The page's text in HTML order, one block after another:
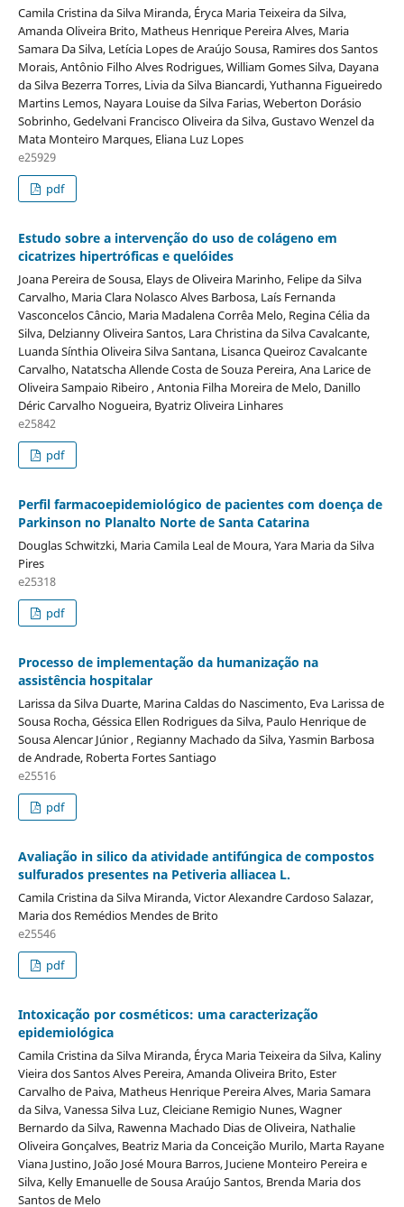
Camila Cristina da Silva Miranda, Éryca Maria Teixeira da Silva,
Amanda Oliveira Brito, Matheus Henrique Pereira Alves, Maria
Samara Da Silva, Letícia Lopes de Araújo Sousa, Ramires dos Santos
Morais, Antônio Filho Alves Rodrigues, William Gomes Silva, Dayana
da Silva Bezerra Torres, Livia da Silva Biancardi, Yuthanna Figueiredo
Martins Lemos, Nayara Louise da Silva Farias, Weberton Dorásio
Sobrinho, Gedelvani Francisco Oliveira da Silva, Gustavo Wenzel da
Mata Monteiro Marques, Eliana Luz Lopes
e25929
pdf
Estudo sobre a intervenção do uso de colágeno em
cicatrizes hipertróficas e quelóides
Joana Pereira de Sousa, Elays de Oliveira Marinho, Felipe da Silva
Carvalho, Maria Clara Nolasco Alves Barbosa, Laís Fernanda
Vasconcelos Câncio, Maria Madalena Corrêa Melo, Regina Célia da
Silva, Delzianny Oliveira Santos, Lara Christina da Silva Cavalcante,
Luanda Sínthia Oliveira Silva Santana, Lisanca Queiroz Cavalcante
Carvalho, Natatscha Allende Costa de Souza Pereira, Ana Larice de
Oliveira Sampaio Ribeiro , Antonia Filha Moreira de Melo, Danillo
Déric Carvalho Nogueira, Byatriz Oliveira Linhares
e25842
pdf
Perfil farmacoepidemiológico de pacientes com doença de
Parkinson no Planalto Norte de Santa Catarina
Douglas Schwitzki, Maria Camila Leal de Moura, Yara Maria da Silva
Pires
e25318
pdf
Processo de implementação da humanização na
assistência hospitalar
Larissa da Silva Duarte, Marina Caldas do Nascimento, Eva Larissa de
Sousa Rocha, Géssica Ellen Rodrigues da Silva, Paulo Henrique de
Sousa Alencar Júnior , Regianny Machado da Silva, Yasmin Barbosa
de Andrade, Roberta Fortes Santiago
e25516
pdf
Avaliação in silico da atividade antifúngica de compostos
sulfurados presentes na Petiveria alliacea L.
Camila Cristina da Silva Miranda, Victor Alexandre Cardoso Salazar,
Maria dos Remédios Mendes de Brito
e25546
pdf
Intoxicação por cosméticos: uma caracterização
epidemiológica
Camila Cristina da Silva Miranda, Éryca Maria Teixeira da Silva, Kaliny
Vieira dos Santos Alves Pereira, Amanda Oliveira Brito, Ester
Carvalho de Paiva, Matheus Henrique Pereira Alves, Maria Samara
da Silva, Vanessa Silva Luz, Cleiciane Remigio Nunes, Wagner
Bernardo da Silva, Rawenna Machado Dias de Oliveira, Nathalie
Oliveira Gonçalves, Beatriz Maria da Conceição Murilo, Marta Rayane
Viana Justino, João José Moura Barros, Juciene Monteiro Pereira e
Silva, Kelly Emanuelle de Sousa Araújo Santos, Brenda Maria dos
Santos de Melo